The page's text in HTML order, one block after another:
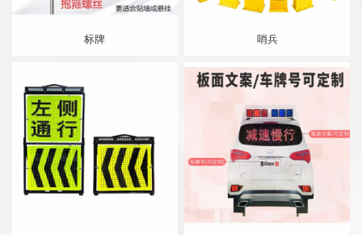
标牌 哨兵